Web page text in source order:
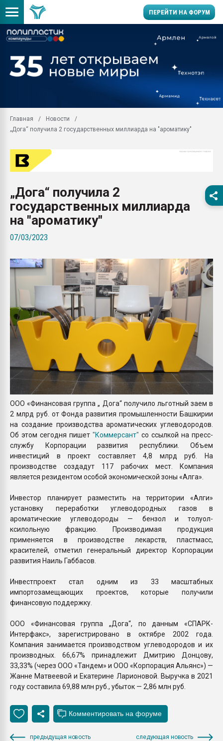
ПЕРЕЙТИ НА ФОРУМ
производство SPC
заводу пластмасс"
28.07.2026
ситуацией на
ПЕРЕЙТИ НА
Главная
Новости
„Дога“ получила 2 государственных миллиарда на "ароматику"
„Дога“ получила 2
государственных миллиарда
на "ароматику"
07/03/2023
ООО «Финансовая группа „ Дога“ получило льготный заем в
2 млрд руб. от Фонда развития промышленности Башкирии
на создание производства ароматических углеводородов.
Об этом сегодня пишет "Коммерсант" со ссылкой на пресс-
службу Корпорации развития республики. Объем
инвестиций в проект составляет 4,8 млрд руб. На
производстве создадут 117 рабочих мест. Компания
является резидентом особой экономической зоны «Алга».
Инвестор планирует разместить на территории «Алги»
установку переработки углеводородных газов в
ароматические углеводороды — бензол и толуол-
ксилольную фракцию. Производимая продукция
применяется в производстве лекарств, пластмасс,
красителей, отметил генеральный директор Корпорации
развития Наиль Габбасов.
Инвестпроект стал одним из 33 масштабных
импортозамещающих проектов, которые получили
финансовую поддержку.
ООО «Финансовая группа „Дога“, по данным «СПАРК-
Интерфакс», зарегистрировано в октябре 2002 года.
Компания занимается производством углеводородов и их
производных. 66,67% принадлежит Дмитрию Донцову,
33,33% (через ООО «Тандем» и ООО «Корпорация Альянс») —
Жанне Матвеевой и Екатерине Ларионовой. Выручка в 2021
году составила 69,88 млн руб., убыток — 2,86 млн руб.
предыдущая новость следующая новость